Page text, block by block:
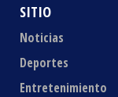
SITIO
Noticias
Deportes
Entretenimiento